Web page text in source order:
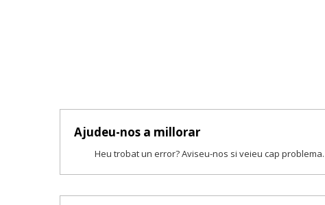
Ajudeu-nos a millorar
Heu trobat un error? Aviseu-nos si veieu cap problema.